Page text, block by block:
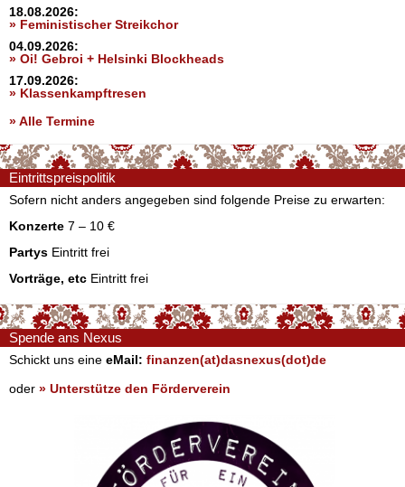
18.08.2026:
» Feministischer Streikchor
04.09.2026:
» Oi! Gebroi + Helsinki Blockheads
17.09.2026:
» Klassenkampftresen
» Alle Termine
Eintrittspreispolitik
Sofern nicht anders angegeben sind folgende Preise zu erwarten:
Konzerte 7 – 10 €
Partys Eintritt frei
Vorträge, etc Eintritt frei
Spende ans Nexus
Schickt uns eine eMail: finanzen(at)dasnexus(dot)de
oder » Unterstütze den Förderverein